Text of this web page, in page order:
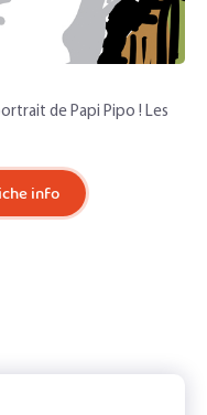
de Papi Pipo ! Les
info